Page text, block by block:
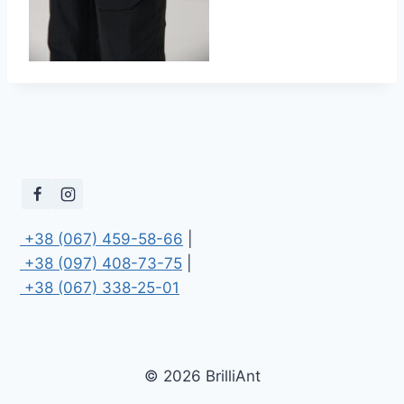
+38 (067) 459-58-66
+38 (097) 408-73-75
+38 (067) 338-25-01
© 2026 BrilliAnt